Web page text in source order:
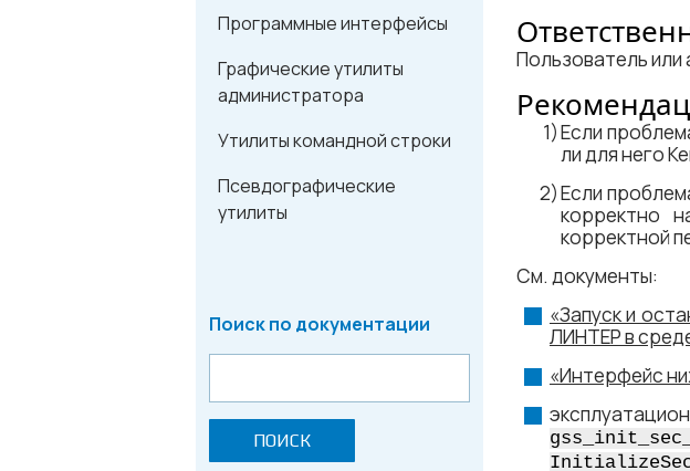
Программные интерфейсы
Графические утилиты
администратора
Утилиты командной строки
Псевдографические
утилиты
Поиск по документации
ПОИСК
Пользователь
Если
ли для него
Если
корректно
корректной
См. документы:
«Запуск и
ЛИНТЕР в
«Интерфейс